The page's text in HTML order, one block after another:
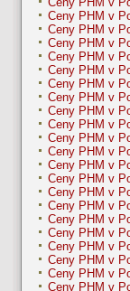
Ceny PHM v
Ceny PHM v
Ceny PHM v
Ceny PHM v
Ceny PHM v
Ceny PHM v
Ceny PHM v
Ceny PHM v
Ceny PHM v
Ceny PHM v
Ceny PHM v
Ceny PHM v
Ceny PHM v
Ceny PHM v
Ceny PHM v
Ceny PHM v
Ceny PHM v
Ceny PHM v
Ceny PHM v
Ceny PHM v
Ceny PHM v